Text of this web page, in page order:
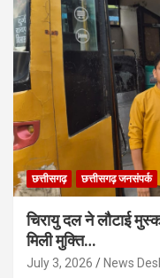
छत्तीसगढ़ छत्तीसगढ़ जनसंपर्क
चिरायु दल ने लौटाई
मिली मुक्ति…
July 3, 2026 News